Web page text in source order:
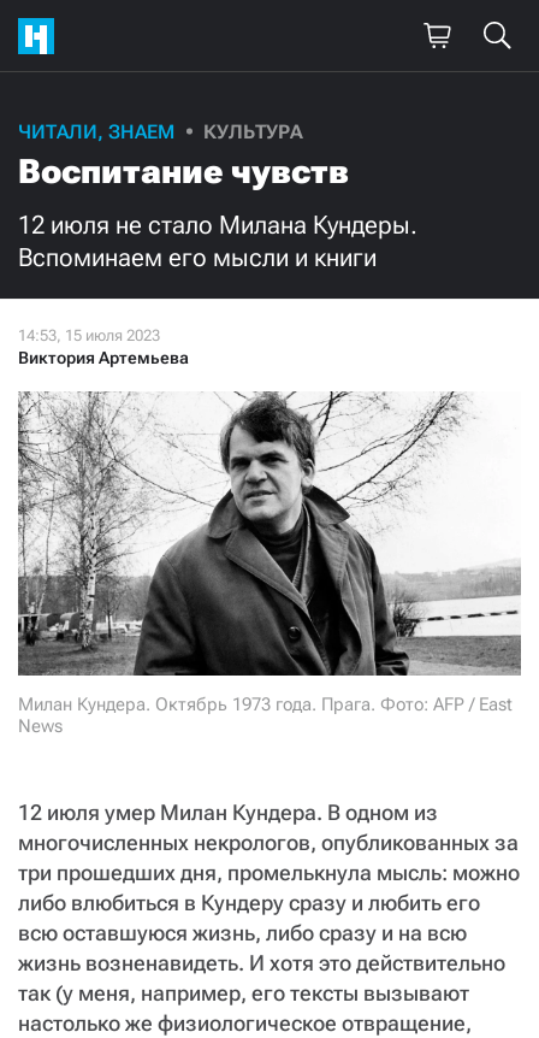
ЧИТАЛИ, ЗНАЕМ КУЛЬТУРА
Воспитание чувств
12 июля не стало Милана Кундеры.
Вспоминаем его мысли и книги
Виктория Артемьева
Милан Кундера. Октябрь 1973 года. Прага. Фото: AFP / East
News
12 июля умер Милан Кундера. В одном из
многочисленных некрологов, опубликованных за
три прошедших дня, промелькнула мысль: можно
либо влюбиться в Кундеру сразу и любить его
всю оставшуюся жизнь, либо сразу и на всю
жизнь возненавидеть. И хотя это действительно
так (у меня, например, его тексты вызывают
настолько же физиологическое отвращение,
Поддержите
нашу работу!
Ежемесячно Разово
500
Нажимая кнопку «Стать соучастником»,
я принимаю условия и подтверждаю свое гражданство РФ
СТАТЬ СОУЧАСТНИКОМ
ПОДЕЛИТЬСЯ С ДРУЗЬЯМИ
Если у вас есть вопросы, пишите donate@novayagazeta.ruили
звоните:
+7 (929) 612-03-68